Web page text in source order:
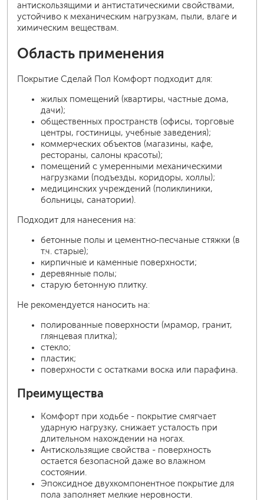
антискользящими и антистатическими свойствами,
устойчиво к механическим нагрузкам, пыли, влаге и
химическим веществам.
Область применения
Покрытие Сделай Пол Комфорт подходит для:
жилых помещений (квартиры, частные дома,
дачи);
общественных пространств (офисы, торговые
центры, гостиницы, учебные заведения);
коммерческих объектов (магазины, кафе,
рестораны, салоны красоты);
помещений с умеренными механическими
нагрузками (подъезды, коридоры, холлы);
медицинских учреждений (поликлиники,
больницы, санатории).
Подходит для нанесения на:
бетонные полы и цементно‑песчаные стяжки (в
т.ч. старые);
кирпичные и каменные поверхности;
деревянные полы;
старую бетонную плитку.
Не рекомендуется наносить на:
полированные поверхности (мрамор, гранит,
глянцевая плитка);
стекло;
пластик;
поверхности с остатками воска или парафина.
Преимущества
Комфорт при ходьбе - покрытие смягчает
ударную нагрузку, снижает усталость при
длительном нахождении на ногах.
Антискользящие свойства - поверхность
остается безопасной даже во влажном
состоянии.
Эпоксидное двухкомпонентное покрытие для
пола заполняет мелкие неровности.